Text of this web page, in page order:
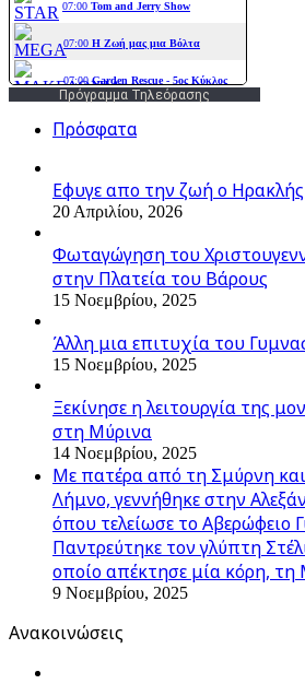
Πρόγραμμα Τηλεόρασης
Πρόσφατα
Εφυγε απο την ζωή o
20 Απριλίου, 2026
Φωταγώγηση του
στην Πλατεία του Βάρους
15 Νοεμβρίου, 2025
Άλλη μια επιτυχία του
15 Νοεμβρίου, 2025
Ξεκίνησε η λειτουργία της
στη Μύρινα
14 Νοεμβρίου, 2025
Με πατέρα από τη Σμύρνη
Λήμνο, γεννήθηκε στην
όπου τελείωσε το Αβερώφειο
Παντρεύτηκε τον γλύπτη
οποίο απέκτησε μία κόρη,
9 Νοεμβρίου, 2025
Ανακοινώσεις